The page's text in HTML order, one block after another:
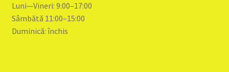
Luni—Vineri: 9:00–17:00
Sâmbătă 11:00–15:00
Duminică: închis